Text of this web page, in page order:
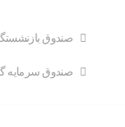
صندوق
صندوق سرمایه